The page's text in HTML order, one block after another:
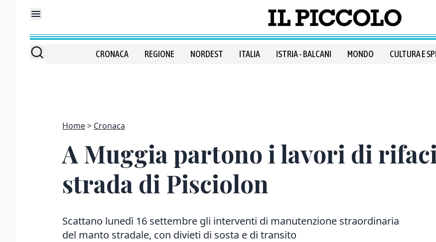
CRONACA REGIONE NORDEST ITALIA ISTRIA - BALCANI MONDO CULTURA E
Home Cronaca
A Muggia partono i lavori di
strada di Pisciolon
Scattano lunedì 16 settembre gli interventi di manutenzione straordinaria
del manto stradale, con divieti di sosta e di transito